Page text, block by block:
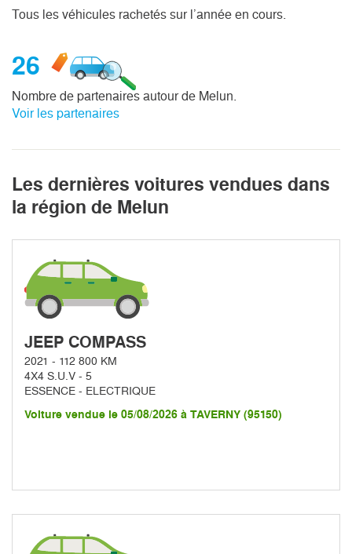
Tous les véhicules rachetés sur l’année en cours.
26
Nombre de partenaires autour de Melun.
Voir les partenaires
Les dernières voitures vendues dans
la région de Melun
JEEP COMPASS
2021 - 112 800 KM
4X4 S.U.V - 5
ESSENCE - ELECTRIQUE
Voiture vendue le 05/08/2026 à TAVERNY (95150)